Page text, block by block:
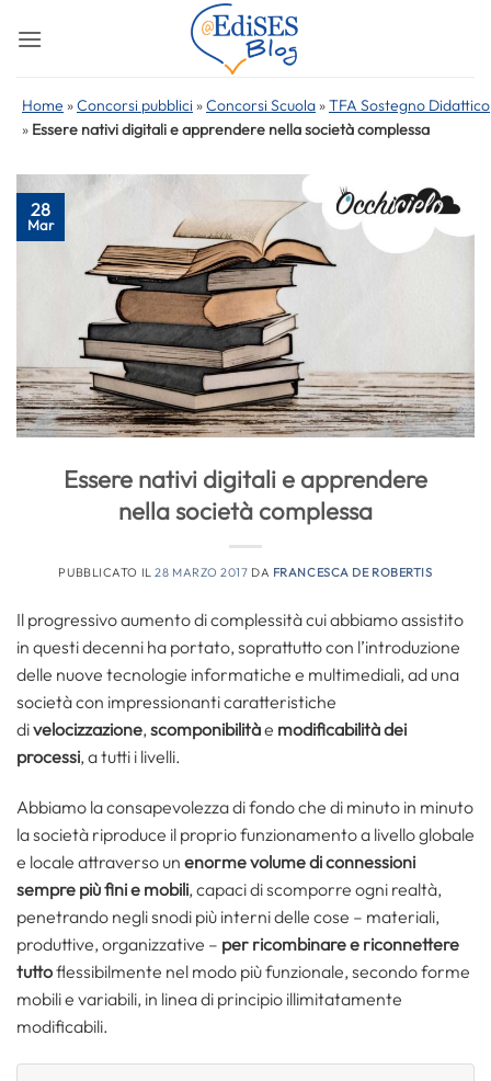
Home »Concorsi pubblici »Concorsi Scuola »TFA Sostegno Didattico
» Essere nativi digitali e apprendere nella società complessa
28
Mar
Essere nativi digitali e apprendere
nella società complessa
PUBBLICATO IL28 MARZO 2017 DA FRANCESCA DE ROBERTIS
Il progressivo aumento di complessità cui abbiamo assistito
in questi decenni ha portato, soprattutto con l’introduzione
delle nuove tecnologie informatiche e multimediali, ad una
società con impressionanti caratteristiche
divelocizzazione,scomponibilitàe modificabilità dei
processi, a tutti i livelli.
Abbiamo la consapevolezza di fondo che di minuto in minuto
la società riproduce il proprio funzionamento a livello globale
e locale attraverso un enorme volume di connessioni
sempre più fini e mobili, capaci di scomporre ogni realtà,
penetrando negli snodi più interni delle cose – materiali,
produttive, organizzative – per ricombinare e riconnettere
tuttoflessibilmente nel modo più funzionale, secondo forme
mobili e variabili, in linea di principio illimitatamente
modificabili.